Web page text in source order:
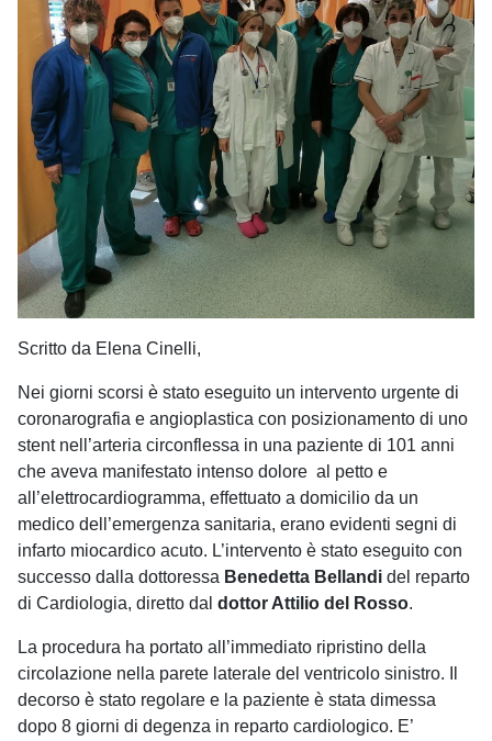
Scritto da Elena Cinelli,
Nei giorni scorsi è stato eseguito un intervento urgente di
coronarografia e angioplastica con posizionamento di uno
stent nell’arteria circonflessa in una paziente di 101 anni
che aveva manifestato intenso dolore al petto e
all’elettrocardiogramma, effettuato a domicilio da un
medico dell’emergenza sanitaria, erano evidenti segni di
infarto miocardico acuto. L’intervento è stato eseguito con
successo dalla dottoressa Benedetta Bellandi del reparto
di Cardiologia, diretto dal dottor Attilio del Rosso.
La procedura ha portato all’immediato ripristino della
circolazione nella parete laterale del ventricolo sinistro. Il
decorso è stato regolare e la paziente è stata dimessa
dopo 8 giorni di degenza in reparto cardiologico. E’